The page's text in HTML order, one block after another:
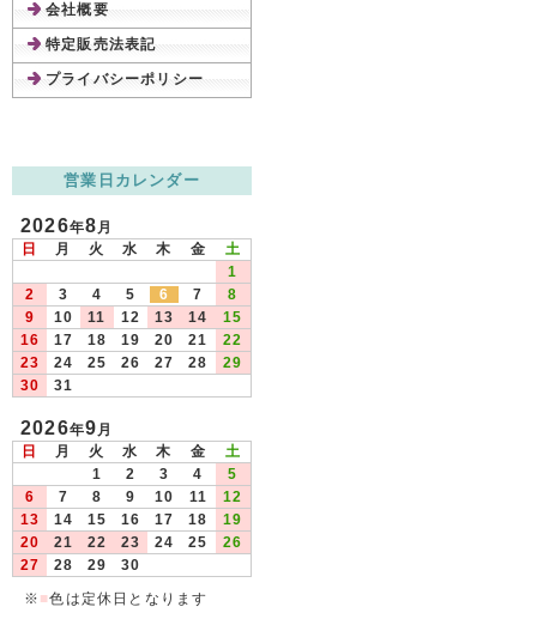
会社概要
特定販売法表記
プライバシーポリシー
営業日カレンダー
2026年8月
日
月 火 水 木 金
土
1
2
3 4 5 6 7
8
9
10 11 12 13 14
15
16
17 18 19 20 21
22
23
24 25 26 27 28
29
30
31
2026年9月
日
月 火 水 木 金
土
1
2 3 4
5
6
7 8 9 10 11
12
13
14 15 16 17 18
19
20
21 22 23 24 25
26
27
28 29
30
※ ■色は定休日となります